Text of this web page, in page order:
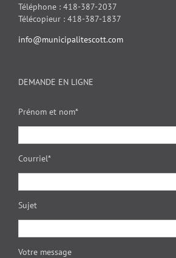
Téléphone : 418-387-2037
Télécopieur : 418-387-1837
info@municipalitescott.com
DEMANDE EN LIGNE
Prénom et nom*
Courriel*
Sujet
Votre message